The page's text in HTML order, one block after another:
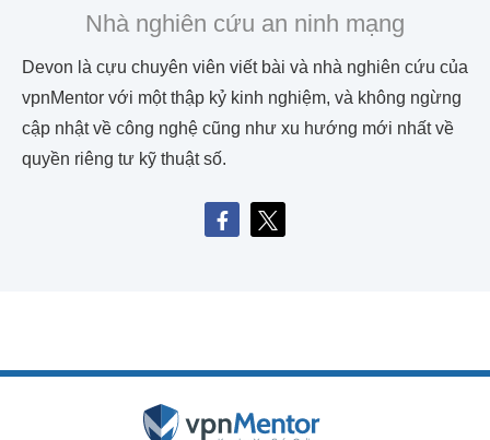
Nhà nghiên cứu an ninh mạng
Devon là cựu chuyên viên viết bài và nhà nghiên cứu của
vpnMentor với một thập kỷ kinh nghiệm, và không ngừng
cập nhật về công nghệ cũng như xu hướng mới nhất về
quyền riêng tư kỹ thuật số.